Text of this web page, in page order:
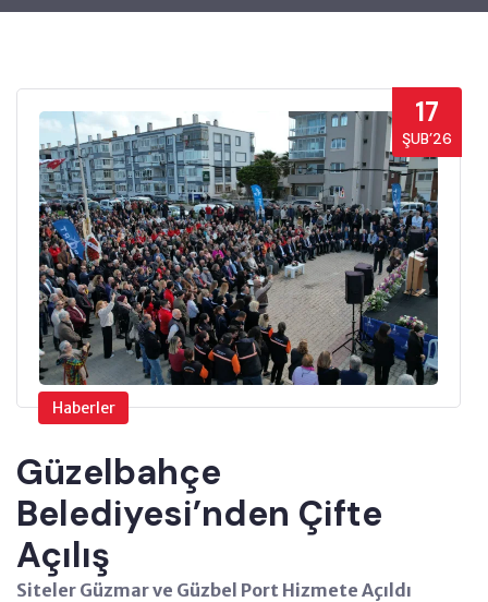
17
ŞUB’26
Haberler
Güzelbahçe
Belediyesi’nden Çifte
Açılış
Siteler Güzmar ve Güzbel Port Hizmete Açıldı